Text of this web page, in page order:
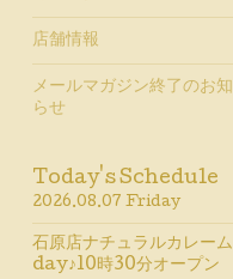
店舗情報
メールマガジン終了のお知
らせ
Today's Schedule
2026.08.07 Friday
石原店ナチュラルカレーム
day♪10時30分オープン